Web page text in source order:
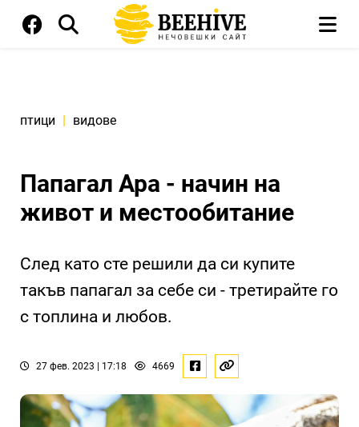
птици | видове
Папагал Ара - начин на
живот и местообитание
След като сте решили да си купите
такъв папагал за себе си - третирайте го
с топлина и любов.
27 фев. 2023 | 17:18 4669